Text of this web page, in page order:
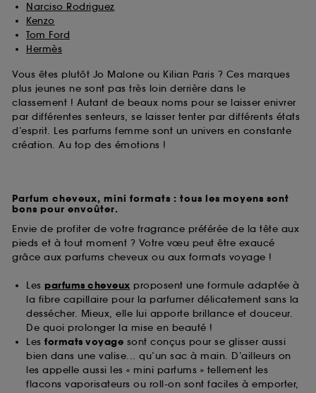
Narciso Rodriguez
Kenzo
Tom Ford
Hermès
Vous êtes plutôt Jo Malone ou Kilian Paris ? Ces marques
plus jeunes ne sont pas très loin derrière dans le
classement ! Autant de beaux noms pour se laisser enivrer
par différentes senteurs, se laisser tenter par différents états
d’esprit. Les parfums femme sont un univers en constante
création. Au top des émotions !
Parfum cheveux, mini formats : tous les moyens sont
bons pour envoûter.
Envie de profiter de votre fragrance préférée de la tête aux
pieds et à tout moment ? Votre vœu peut être exaucé
grâce aux parfums cheveux ou aux formats voyage !
Les parfums cheveux proposent une formule adaptée à
la fibre capillaire pour la parfumer délicatement sans la
dessécher. Mieux, elle lui apporte brillance et douceur.
De quoi prolonger la mise en beauté !
Les formats voyage sont conçus pour se glisser aussi
bien dans une valise... qu’un sac à main. D’ailleurs on
les appelle aussi les « mini parfums » tellement les
flacons vaporisateurs ou roll-on sont faciles à emporter,